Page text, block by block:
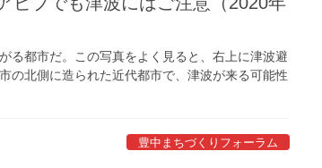
る都市だ。この写真をよく見ると、右上に津波避
の北側に造られた近代都市で、津波が来る可能性
豊中まちづくりフォーラム